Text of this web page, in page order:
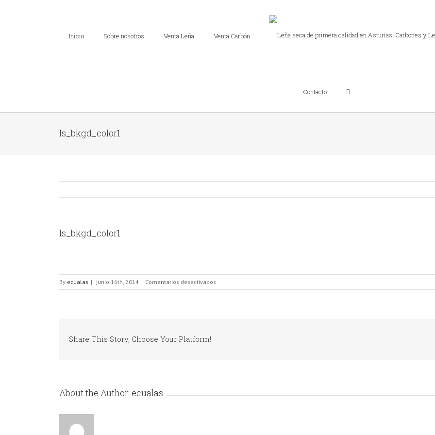
Inicio Sobre nosotros Venta Leña Venta Carbón
Contacto
ls_bkgd_color1
ls_bkgd_color1
By ecualas | junio 16th, 2014 | Comentarios desactivados
ls_bkgd_color1
Share This Story, Choose Your Platform!
About the Author: ecualas